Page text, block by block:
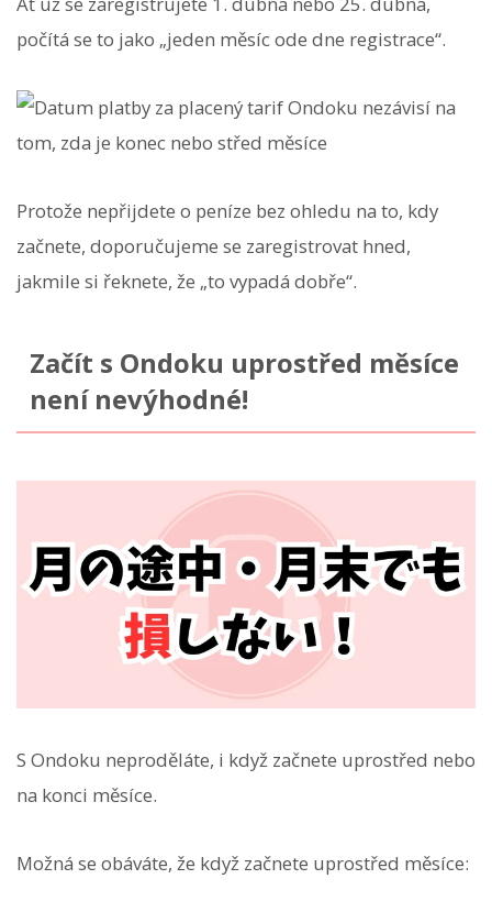
počítá se to jako „jeden měsíc ode dne registrace“.
Protože nepřijdete o peníze bez ohledu na to, kdy
začnete, doporučujeme se zaregistrovat hned,
jakmile si řeknete, že „to vypadá dobře“.
Začít s Ondoku uprostřed měsíce
není nevýhodné!
S Ondoku neproděláte, i když začnete uprostřed nebo
na konci měsíce.
Možná se obáváte, že když začnete uprostřed měsíce: